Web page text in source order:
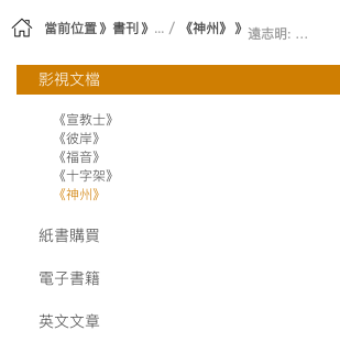
當前位置 書刊 《神州》 遠志明: 上帝與中國
影視文檔
《宣教士》
《彼岸》
《福音》
《十字架》
《神州》
紙書購買
電子書籍
英文文章